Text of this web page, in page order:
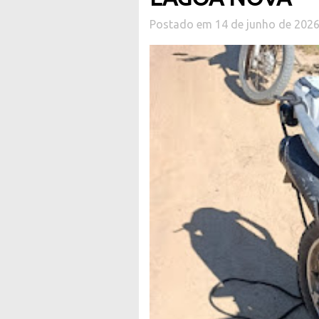
Postado em 14 de junho de 2026